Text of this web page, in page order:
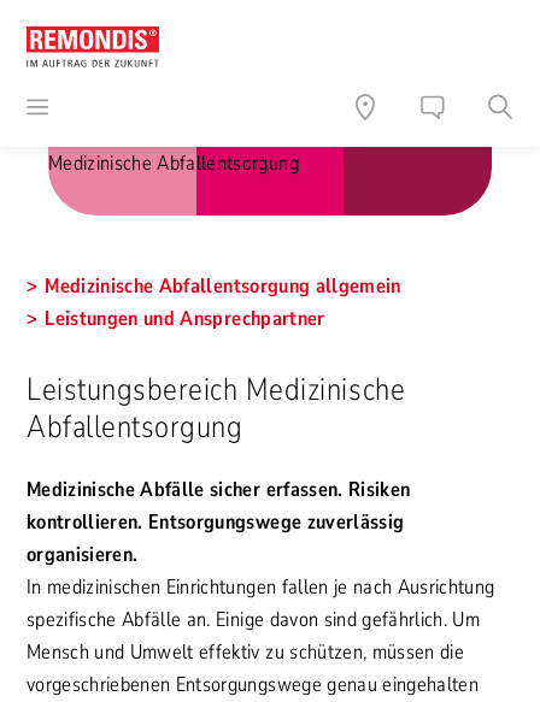
Medizinische Abfallentsorgung
Medizinische Abfallentsorgung allgemein
Leistungen und Ansprechpartner
Leistungsbereich Medizinische
Abfallentsorgung
Medizinische Abfälle sicher erfassen. Risiken
kontrollieren. Entsorgungswege zuverlässig
organisieren.
In medizinischen Einrichtungen fallen je nach Ausrichtung
spezifische Abfälle an. Einige davon sind gefährlich. Um
Mensch und Umwelt effektiv zu schützen, müssen die
vorgeschriebenen Entsorgungswege genau eingehalten